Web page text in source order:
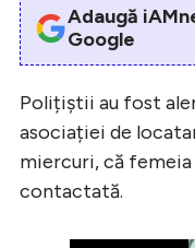
Adaugă
Google
Polițiștii au fost
asociației de
miercuri, că
contactată.